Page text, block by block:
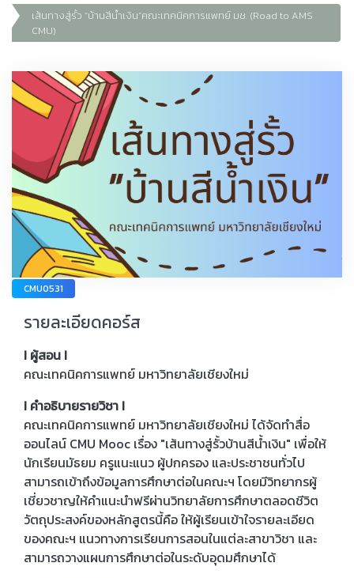
เส้นทางสู่รั้ว “บ้านสีน้ำเงิน”คณะเทคนิคการแพทย์ มช. (Road to AMS
CMU)
CMU0531
รายละเอียดคอร์ส
I ผู้สอน I
คณะเทคนิคการแพทย์ มหาวิทยาลัยเชียงใหม่
I คำอธิบายรายวิชา I
คณะเทคนิคการแพทย์ มหาวิทยาลัยเชียงใหม่ ได้จัดทำสื่อ
ออนไลน์ CMU Mooc เรื่อง "เส้นทางสู่รั้วบ้านสีน้ำเงิน" เพื่อให้
นักเรียนมัธยม ครูแนะแนว ผู้ปกครอง และประชาชนทั่วไป
สามารถเข้าถึงข้อมูลการศึกษาต่อในคณะฯ โดยมีวิทยากรผู้
เชี่ยวชาญให้คำแนะนำฟรีผ่านวิทยาลัยการศึกษาตลอดชีวิต
วัตถุประสงค์ของหลักสูตรนี้คือ ให้ผู้เรียนเข้าใจรายละเอียด
ของคณะฯ แนวทางการเรียนการสอนในแต่ละสาขาวิชา และ
สามารถวางแผนการศึกษาต่อในระดับอุดมศึกษาได้